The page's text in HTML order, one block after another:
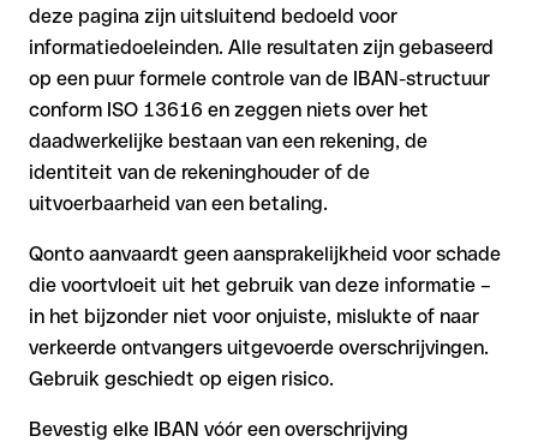
deze pagina zijn uitsluitend bedoeld voor
informatiedoeleinden. Alle resultaten zijn gebaseerd
op een puur formele controle van de IBAN-structuur
conform ISO 13616 en zeggen niets over het
daadwerkelijke bestaan van een rekening, de
identiteit van de rekeninghouder of de
uitvoerbaarheid van een betaling.
Qonto aanvaardt geen aansprakelijkheid voor schade
die voortvloeit uit het gebruik van deze informatie –
in het bijzonder niet voor onjuiste, mislukte of naar
verkeerde ontvangers uitgevoerde overschrijvingen.
Gebruik geschiedt op eigen risico.
Bevestig elke IBAN vóór een overschrijving